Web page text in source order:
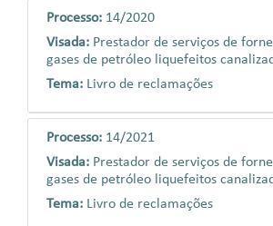
Processo: 14/2020
Visada: Prestador de serviços de
gases de petróleo liquefeitos
Tema: Livro de reclamações
Processo: 14/2021
Visada: Prestador de serviços de
gases de petróleo liquefeitos
Tema: Livro de reclamações